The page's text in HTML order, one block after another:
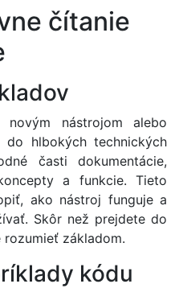
čítanie
nástrojom alebo
do hlbokých technických
časti dokumentácie,
a funkcie. Tieto
ako nástroj funguje a
Skôr než prejdete do
základom.
kódu